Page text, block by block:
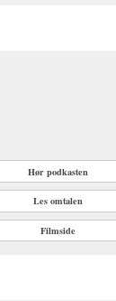
Hør podkasten
Les omtalen
Filmside